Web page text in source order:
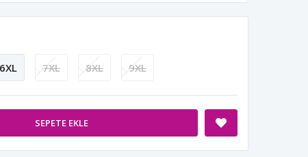
6XL 7XL 8XL 9XL
SEPETE EKLE